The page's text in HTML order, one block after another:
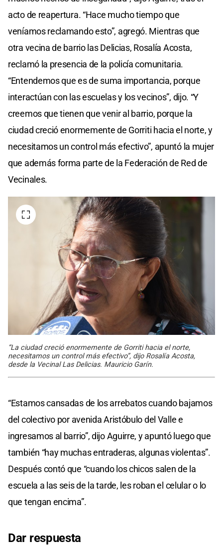
acto de reapertura. “Hace mucho tiempo que
veníamos reclamando esto”, agregó. Mientras que
otra vecina de barrio las Delicias, Rosalía Acosta,
reclamó la presencia de la policía comunitaria.
“Entendemos que es de suma importancia, porque
interactúan con las escuelas y los vecinos”, dijo. “Y
creemos que tienen que venir al barrio, porque la
ciudad creció enormemente de Gorriti hacia el norte, y
necesitamos un control más efectivo”, apuntó la mujer
que además forma parte de la Federación de Red de
Vecinales.
“La ciudad creció enormemente de Gorriti hacia el norte,
necesitamos un control más efectivo”, dijo Rosalía Acosta,
desde la Vecinal Las Delicias. Mauricio Garín.
“Estamos cansadas de los arrebatos cuando bajamos
del colectivo por avenida Aristóbulo del Valle e
ingresamos al barrio”, dijo Aguirre, y apuntó luego que
también “hay muchas entraderas, algunas violentas”.
Después contó que “cuando los chicos salen de la
escuela a las seis de la tarde, les roban el celular o lo
que tengan encima”.
Dar respuesta